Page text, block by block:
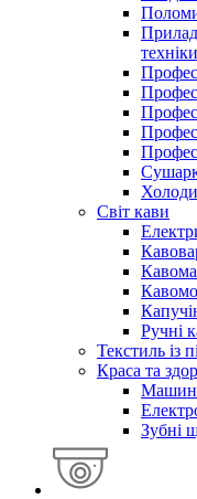
техніки
Світ кави
Ручні
Текстиль із
Краса та
Зубні